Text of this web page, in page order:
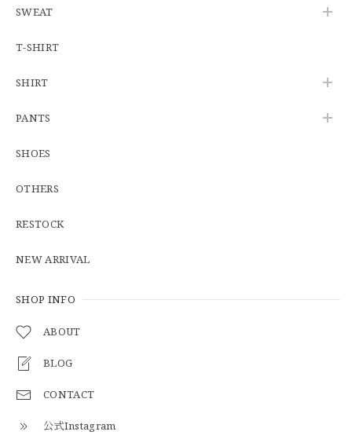
SWEAT
T-SHIRT
SHIRT
PANTS
SHOES
OTHERS
RESTOCK
NEW ARRIVAL
SHOP INFO
ABOUT
BLOG
CONTACT
公式Instagram
GREEN
とても早く対応頂きありがとうございました。